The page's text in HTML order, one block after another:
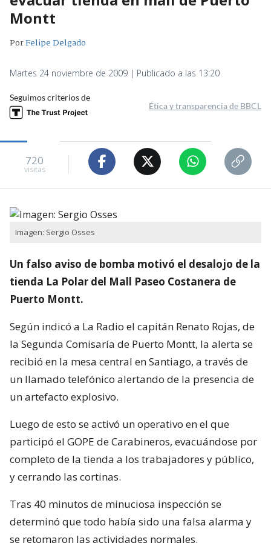
Montt
PorFelipe Delgado
Martes 24 noviembre de 2009 | Publicado a las 13:20
Seguimos criterios de
Ética y transparencia de BBCL
720
visitas
Imagen: Sergio Osses
Un falso aviso de bomba motivó el desalojo de la
tienda La Polar del Mall Paseo Costanera de
Puerto Montt.
Según indicó a La Radio el capitán Renato Rojas, de
la Segunda Comisaría de Puerto Montt, la alerta se
recibió en la mesa central en Santiago, a través de
un llamado telefónico alertando de la presencia de
un artefacto explosivo.
Luego de esto se activó un operativo en el que
participó el GOPE de Carabineros, evacuándose por
completo de la tienda a los trabajadores y público,
y cerrando las cortinas.
Tras 40 minutos de minuciosa inspección se
determinó que todo había sido una falsa alarma y
se retomaron las actividades normales.